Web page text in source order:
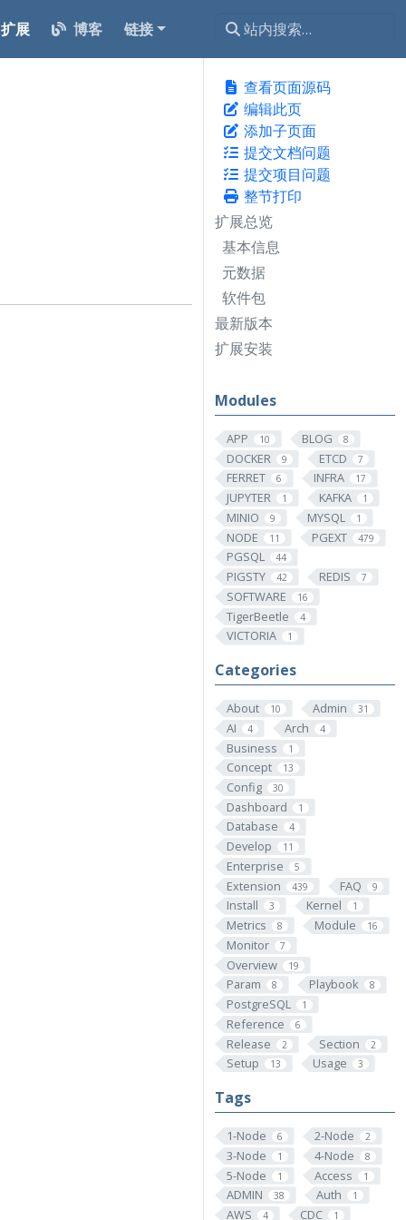
扩展 博客 链接
查看页面源码
编辑此页
添加子页面
提交文档问题
提交项目问题
整节打印
扩展总览
基本信息
元数据
软件包
最新版本
扩展安装
Modules
APP 10 BLOG 8
DOCKER 9 ETCD 7
FERRET 6 INFRA 17
JUPYTER 1 KAFKA 1
MINIO 9 MYSQL 1
NODE 11 PGEXT 479
PGSQL 44
PIGSTY 42 REDIS 7
SOFTWARE 16
TigerBeetle 4
VICTORIA 1
Categories
About 10 Admin 31
AI 4 Arch 4
Business 1
Concept 13
Config 30
Dashboard 1
Database 4
Develop 11
Enterprise 5
Extension 439 FAQ 9
Install 3 Kernel 1
Metrics 8 Module 16
Monitor 7
Overview 19
Param 8 Playbook 8
PostgreSQL 1
Reference 6
Release 2 Section 2
Setup 13 Usage 3
Tags
1-Node 6 2-Node 2
3-Node 1 4-Node 8
5-Node 1 Access 1
ADMIN 38 Auth 1
AWS 4 CDC 1